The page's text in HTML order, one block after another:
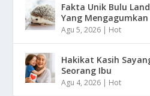
Fakta Unik Bulu
Yang Mengagumkan
Agu 5, 2026 | Hot
Hakikat Kasih
Seorang Ibu
Agu 4, 2026 | Hot